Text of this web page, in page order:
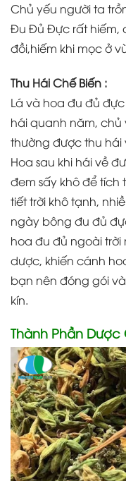
Chủ yếu người ta
Đu Đủ Đực rất hiếm,
đồi,hiếm khi mọc ở
Thu Hái Chế Biến :
Lá và hoa đu đủ
hái quanh năm, chủ
thường được thu hái
Hoa sau khi hái về
đem sấy khô để tích
tiết trời khô tạnh,
ngày bông đu đủ
hoa đu đủ ngoài trời
dược, khiến cánh
bạn nên đóng gói
kín.
Thành Phần Dược